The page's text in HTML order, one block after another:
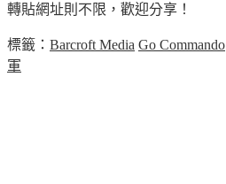
轉貼網址則不限，歡迎分享！
標籤： Barcroft Media Go Commando
軍